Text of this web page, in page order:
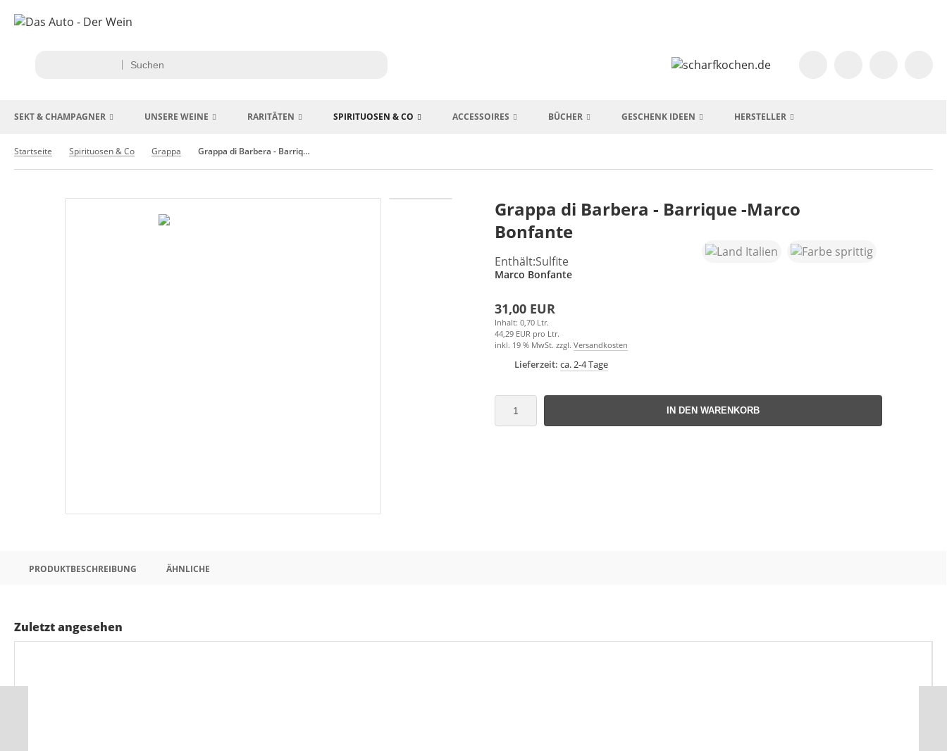
SEKT & CHAMPAGNER UNSERE WEINE RARITÄTEN SPIRITUOSEN & CO ACCESSOIRES BÜCHER GESCHENK IDEEN HERSTELLER
Startseite Spirituosen & Co Grappa Grappa di Barbera - Barrique -Marco Bonfante
Grappa di Barbera - Barrique -Marco
Bonfante
Enthält:Sulfite
Marco Bonfante
31,00 EUR
Inhalt: 0,70 Ltr.
44,29 EUR pro Ltr.
inkl. 19 % MwSt. zzgl. Versandkosten
Lieferzeit: ca. 2-4 Tage
IN DEN WARENKORB
PRODUKTBESCHREIBUNG ÄHNLICHE
Zuletzt angesehen